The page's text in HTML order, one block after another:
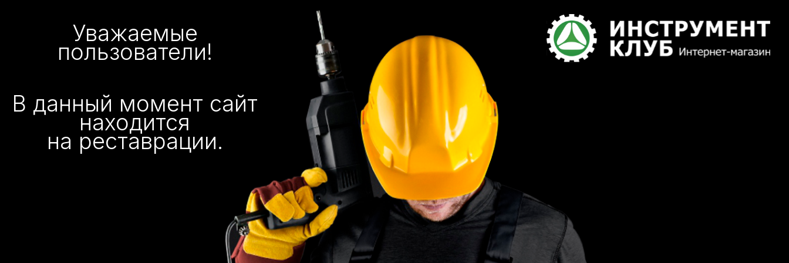
Уважаемые
пользователи!
В данный момент сайт
находится
на реставрации.